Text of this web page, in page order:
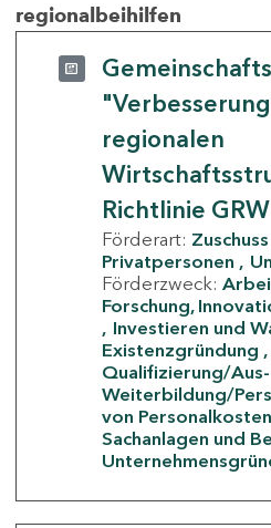
regionalbeihilfen
regionalen
Richtlinie
Förderart: Zuschuss
Privatpersonen
Förderzweck:
Forschung,
Investieren und
Existenzgründung
Qualifizierung/
Weiterbildung/
von Personalkosten
Sachanlagen und